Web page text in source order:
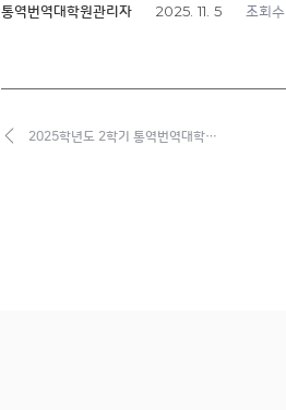
통역번역대학원관리자 2025. 11. 5 조회수
2025학년도 2학기 통역번역대학…